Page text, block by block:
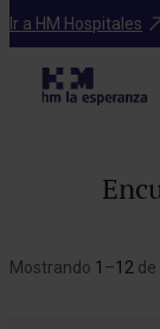
Ir a HM Hospitales
Mostrando 1 –12 de